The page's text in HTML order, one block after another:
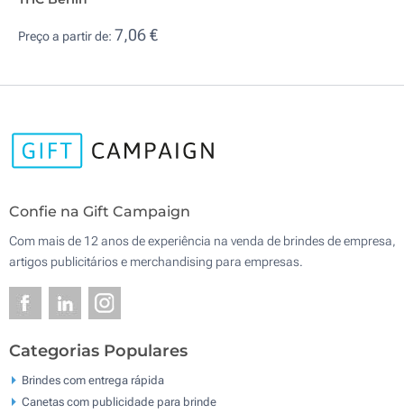
Preço a partir de: 7,06 €
Confie na Gift Campaign
Com mais de 12 anos de experiência na venda de brindes de empresa,
artigos publicitários e merchandising para empresas.
Categorias Populares
Brindes com entrega rápida
Canetas com publicidade para brinde